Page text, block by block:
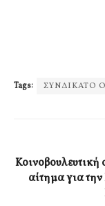
Tags: ΣΥΝΔΙΚΑΤΟ
αίτημα για